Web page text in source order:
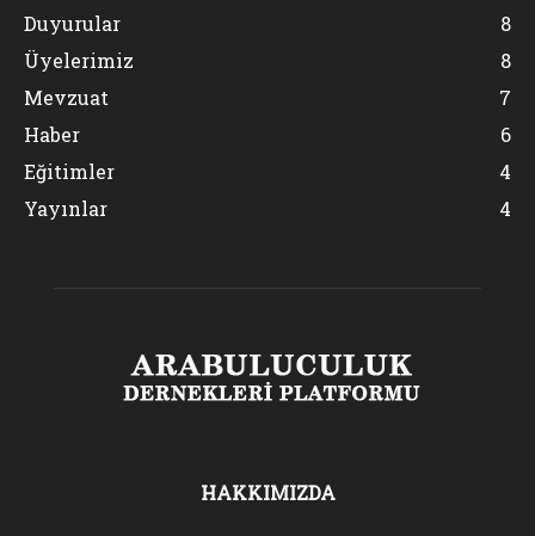
Duyurular
8
Üyelerimiz
8
Mevzuat
7
Haber
6
Eğitimler
4
Yayınlar
4
HAKKIMIZDA